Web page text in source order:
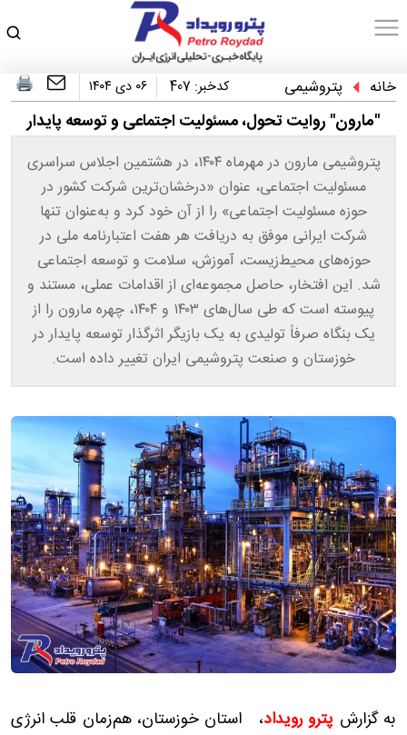
خانه پتروشیمی کدخبر: 407 ۰۶ دی ۱۴۰۴
"مارون" روایت تحول، مسئولیت اجتماعی و توسعه پایدار
پتروشیمی مارون در مهرماه ۱۴۰۴، در هشتمین اجلاس سراسری
مسئولیت اجتماعی، عنوان «درخشان‌ترین شرکت کشور در
حوزه مسئولیت اجتماعی» را از آن خود کرد و به‌عنوان تنها
شرکت ایرانی موفق به دریافت هر هفت اعتبارنامه ملی در
حوزه‌های محیط‌زیست، آموزش، سلامت و توسعه اجتماعی
شد. این افتخار، حاصل مجموعه‌ای از اقدامات عملی، مستند و
پیوسته است که طی سال‌های ۱۴۰۳ و ۱۴۰۴، چهره مارون را از
یک بنگاه صرفاً تولیدی به یک بازیگر اثرگذار توسعه پایدار در
خوزستان و صنعت پتروشیمی ایران تغییر داده است.
به گزارش پترو رویداد، استان خوزستان، هم‌زمان قلب انرژی